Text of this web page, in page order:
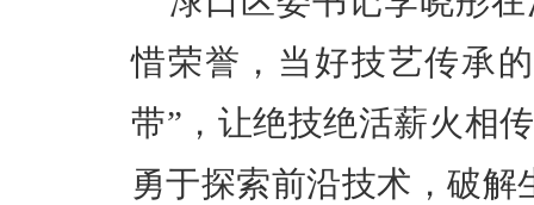
惜荣誉， 当好技艺传承的
带” ，让绝技绝活薪火相
勇于探索前沿技术，破